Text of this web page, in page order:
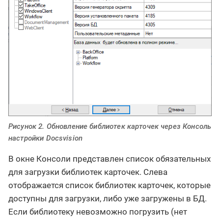
Рисунок 2. Обновление библиотек карточек через Консоль
настройки Docsvision
В окне Консоли представлен список обязательных
для загрузки библиотек карточек. Слева
отображается список библиотек карточек, которые
доступны для загрузки, либо уже загружены в БД.
Если библиотеку невозможно погрузить (нет